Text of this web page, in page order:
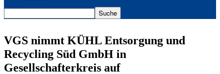
VGS nimmt KÜHL Entsorgung und
Recycling Süd GmbH in
Gesellschafterkreis auf